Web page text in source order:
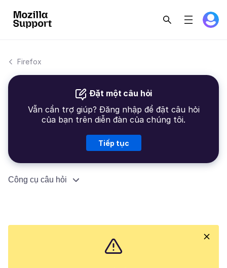
Firefox
Đặt một câu hỏi
Vẫn cần trợ giúp? Đăng nhập để đặt câu hỏi
của bạn trên diễn đàn của chúng tôi.
Tiếp tục
Công cụ câu hỏi